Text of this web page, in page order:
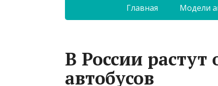
Главная Модели
В России
автобусов